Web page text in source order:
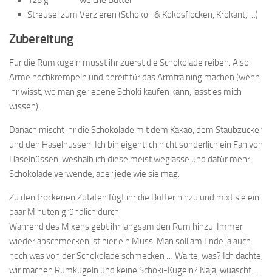
Streusel zum Verzieren (Schoko- & Kokosflocken, Krokant, …)
Zubereitung
Für die Rumkugeln müsst ihr zuerst die Schokolade reiben. Also
Arme hochkrempeln und bereit für das Armtraining machen (wenn
ihr wisst, wo man geriebene Schoki kaufen kann, lasst es mich
wissen).
Danach mischt ihr die Schokolade mit dem Kakao, dem Staubzucker
und den Haselnüssen. Ich bin eigentlich nicht sonderlich ein Fan von
Haselnüssen, weshalb ich diese meist weglasse und dafür mehr
Schokolade verwende, aber jede wie sie mag.
Zu den trockenen Zutaten fügt ihr die Butter hinzu und mixt sie ein
paar Minuten gründlich durch.
Während des Mixens gebt ihr langsam den Rum hinzu. Immer
wieder abschmecken ist hier ein Muss. Man soll am Ende ja auch
noch was von der Schokolade schmecken … Warte, was? Ich dachte,
wir machen Rumkugeln und keine Schoki-Kugeln? Naja, wuascht …